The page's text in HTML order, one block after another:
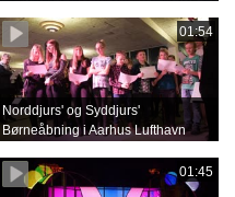
01:54
Norddjurs' og Syddjurs'
Børneåbning i Aarhus Lufthavn
01:45